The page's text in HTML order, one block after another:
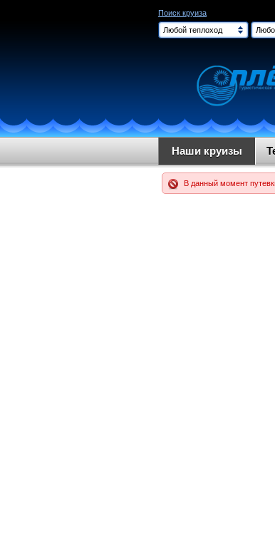
Поиск круиза
Любой теплоход
Наши круизы
В данный момент